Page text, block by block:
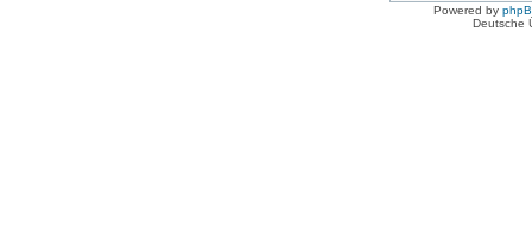
Powered by
Deutsche